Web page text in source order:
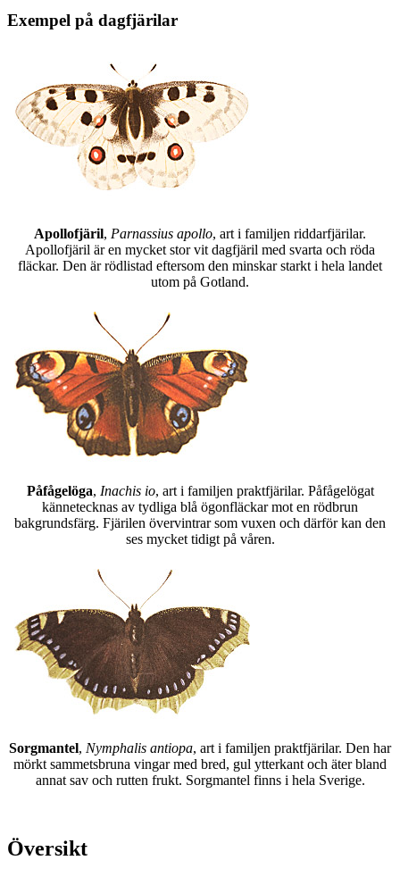
Exempel på dagfjärilar
Apollofjäril, Parnassius apollo, art i familjen riddarfjärilar.
Apollofjäril är en mycket stor vit dagfjäril med svarta och röda
fläckar. Den är rödlistad eftersom den minskar starkt i hela landet
utom på Gotland.
Påfågelöga, Inachis io, art i familjen praktfjärilar. Påfågelögat
kännetecknas av tydliga blå ögonfläckar mot en rödbrun
bakgrundsfärg. Fjärilen övervintrar som vuxen och därför kan den
ses mycket tidigt på våren.
Sorgmantel, Nymphalis antiopa, art i familjen praktfjärilar. Den har
mörkt sammetsbruna vingar med bred, gul ytterkant och äter bland
annat sav och rutten frukt. Sorgmantel finns i hela Sverige.
Översikt